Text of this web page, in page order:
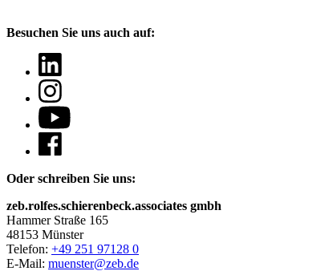
Besuchen Sie uns auch auf:
Oder schreiben Sie uns:
zeb.rolfes.schierenbeck.associates gmbh
Hammer Straße 165
48153 Münster
Telefon: +49 251 97128 0
E-Mail: muenster@zeb.de